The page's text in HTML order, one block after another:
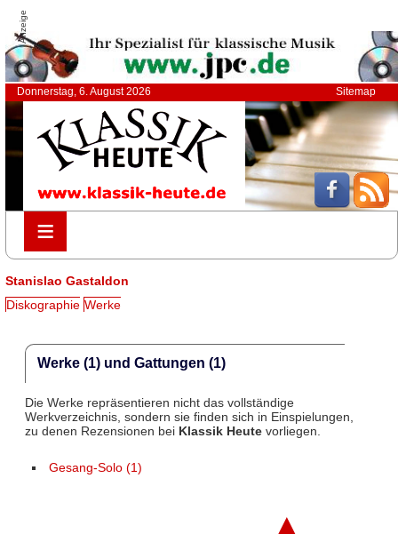
Anzeige
Donnerstag, 6. August 2026 Sitemap
≡
≡
Stanislao Gastaldon
Diskographie Werke
Werke (1) und Gattungen (1)
Die Werke repräsentieren nicht das vollständige
Werkverzeichnis, sondern sie finden sich in Einspielungen,
zu denen Rezensionen bei Klassik Heutevorliegen.
Gesang-Solo (1)
▲